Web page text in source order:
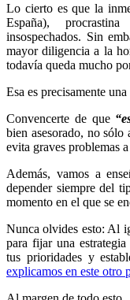
Lo cierto es que la
España),
insospechados. Sin
mayor diligencia a la
todavía queda mucho
Esa es precisamente
Convencerte de que
bien asesorado, no
evita graves problemas
Además, vamos a
depender siempre del
momento en el que se
Nunca olvides esto: Al
para fijar una
tus prioridades y
explicamos en este otro